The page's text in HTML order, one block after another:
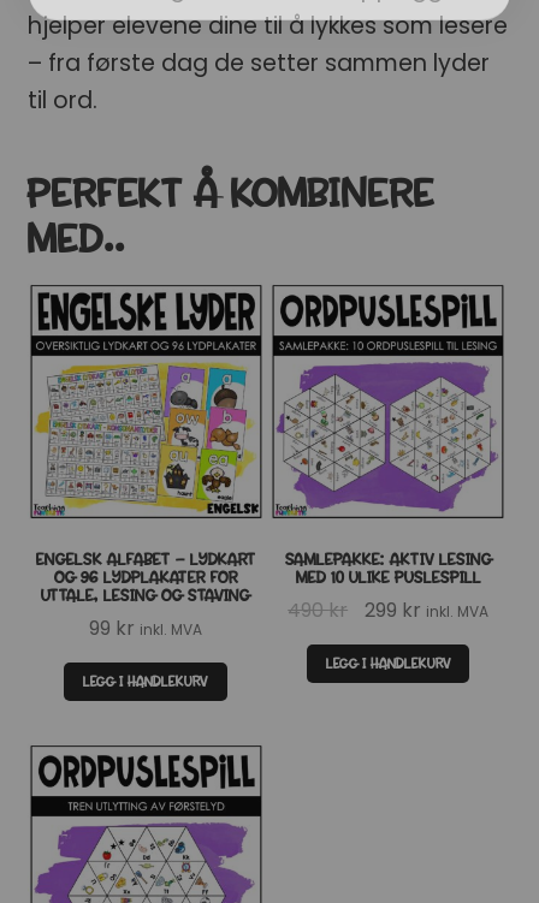
hjelper elevene dine til å lykkes som lesere
– fra første dag de setter sammen lyder
til ord.
PERFEKT Å KOMBINERE
MED..
ENGELSK ALFABET – LYDKART
OG 96 LYDPLAKATER FOR
UTTALE, LESING OG STAVING
99 kr inkl. MVA
LEGG I HANDLEKURV
SAMLEPAKKE: AKTIV LESING
MED 10 ULIKE PUSLESPILL
490kr
Opprinnelig
pris
var:
299 kr Nåværende
pris
er:
inkl. MVA
LEGG I HANDLEKURV